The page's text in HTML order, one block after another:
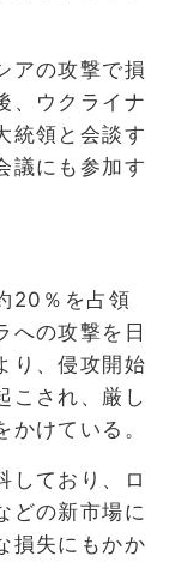
アの攻撃で損
、ウクライナ
統領と会談す
議にも参加す
20％を占領
への攻撃を日
り、侵攻開始
こされ、厳し
けている。
しており、ロ
どの新市場に
損失にもかか